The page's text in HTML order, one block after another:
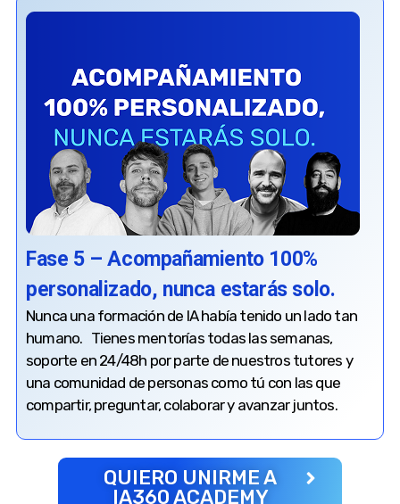
Fase 5 – Acompañamiento 100%
personalizado, nunca estarás solo.
Nunca una formación de IA había tenido un lado tan
humano. Tienes mentorías todas las semanas,
soporte en 24/48h por parte de nuestros tutores y
una comunidad de personas como tú con las que
compartir, preguntar, colaborar y avanzar juntos.
QUIERO UNIRME A
IA360 ACADEMY